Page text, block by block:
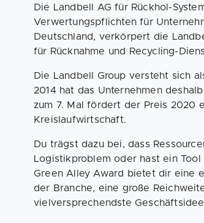
Die Landbell AG für Rückhol-
Verwertungspflichten für
Deutschland, verkörpert die
für Rücknahme und Recycling-
Die Landbell Group versteht sich
2014 hat das Unternehmen
zum 7. Mal fördert der Preis 2020
Kreislaufwirtschaft.
Du trägst dazu bei, dass
Logistikproblem oder hast ein
Green Alley Award bietet dir eine
der Branche, eine große
vielversprechendste